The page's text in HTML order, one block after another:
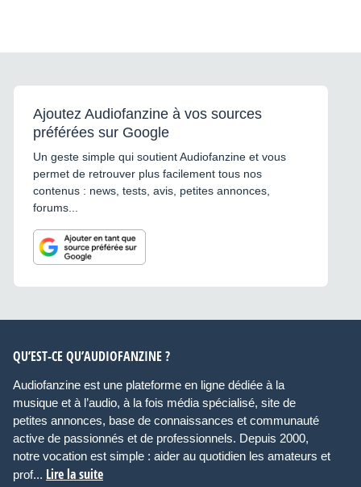
Ajoutez Audiofanzine à vos sources
préférées sur Google
Un geste simple qui soutient Audiofanzine et vous
permet de retrouver plus facilement tous nos
contenus : news, tests, avis, petites annonces,
forums...
QU’EST-CE QU’AUDIOFANZINE ?
Audiofanzine est une plateforme en ligne dédiée à la
musique et à l’audio, à la fois média spécialisé, site de
petites annonces, base de connaissances et communauté
active de passionnés et de professionnels. Depuis 2000,
notre vocation est simple : aider au quotidien les amateurs et
prof... Lire la suite